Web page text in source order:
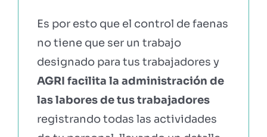
Es por esto que el control de faenas
no tiene que ser un trabajo
designado para tus trabajadores y
AGRI facilita la administración de
las labores de tus trabajadores
registrando todas las actividades